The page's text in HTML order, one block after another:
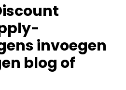
invoegen
blog of